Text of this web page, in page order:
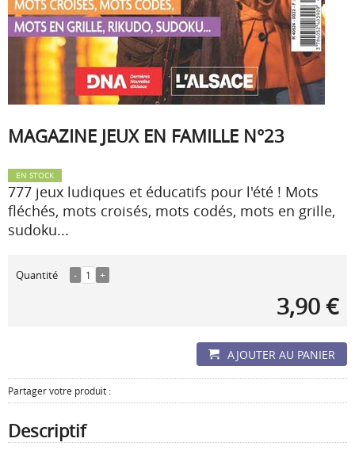
MAGAZINE JEUX EN FAMILLE N°23
EN STOCK
777 jeux ludiques et éducatifs pour l'été ! Mots
fléchés, mots croisés, mots codés, mots en grille,
sudoku...
Quantité - 1 +
3,90 €
AJOUTER AU PANIER
Partager votre produit :
Descriptif